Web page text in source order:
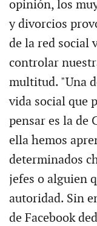
opinión, los
y divorcios
de la red social
controlar
multitud. "Una
vida social que
pensar es la de
ella hemos
determinados
jefes o alguien
autoridad. Sin
de Facebook